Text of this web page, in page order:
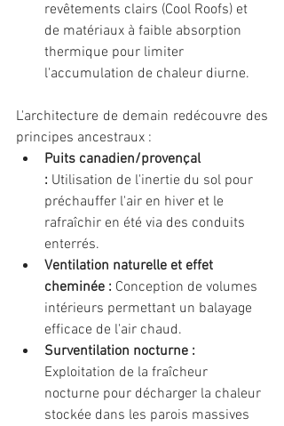
revêtements clairs (Cool Roofs) et
de matériaux à faible absorption
thermique pour limiter
l'accumulation de chaleur diurne.
L'architecture de demain redécouvre des
principes ancestraux :
Puits canadien/provençal
: Utilisation de l'inertie du sol pour
préchauffer l'air en hiver et le
rafraîchir en été via des conduits
enterrés.
Ventilation naturelle et effet
cheminée : Conception de volumes
intérieurs permettant un balayage
efficace de l'air chaud.
Surventilation nocturne :
Exploitation de la fraîcheur
nocturne pour décharger la chaleur
stockée dans les parois massives